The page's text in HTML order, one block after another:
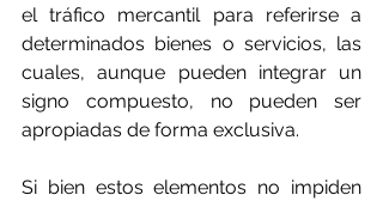
el tráfico mercantil para referirse a
determinados bienes o servicios, las
cuales, aunque pueden integrar un
signo compuesto, no pueden ser
apropiadas de forma exclusiva.
Si bien estos elementos no impiden